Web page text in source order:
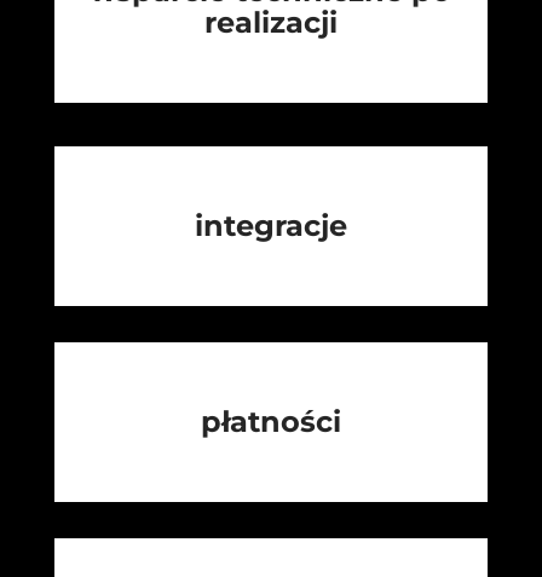
realizacji
integracje
płatności